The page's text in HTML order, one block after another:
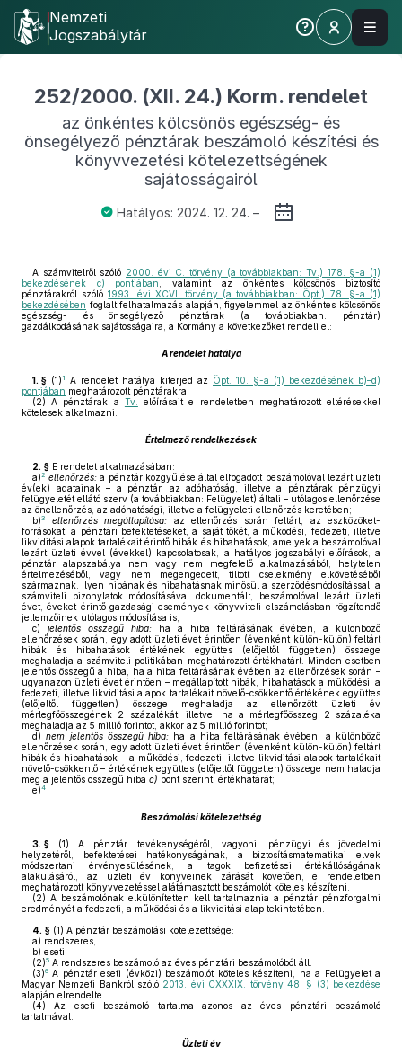
Nemzeti
Jogszabálytár
252/2000. (XII. 24.) Korm. rendelet
az önkéntes kölcsönös egészség- és
önsegélyező pénztárak beszámoló készítési és
könyvvezetési kötelezettségének
sajátosságairól
Hatályos: 2024. 12. 24. –
A számvitelről szóló 2000. évi C. törvény (a továbbiakban: Tv.) 178. §-a (1)
bekezdésének c) pontjában
, valamint az önkéntes kölcsönös biztosító
pénztárakról szóló1993. évi XCVI. törvény (a továbbiakban: Öpt.) 78. §-a (1)
bekezdésében foglalt felhatalmazás alapján, figyelemmel az önkéntes kölcsönös
egészség- és önsegélyező pénztárak (a továbbiakban: pénztár)
gazdálkodásának sajátosságaira, a Kormány a következőket rendeli el:
A rendelet hatálya
1. § (1) 1 A rendelet hatálya kiterjed az Öpt. 10. §-a (1) bekezdésének b)–d)
pontjában meghatározott pénztárakra.
(2) A pénztárak a Tv.
előírásait e rendeletben meghatározott eltérésekkel
kötelesek alkalmazni.
Értelmező rendelkezések
2. § E rendelet alkalmazásában:
a)2 ellenőrzés: a pénztár közgyűlése által elfogadott beszámolóval lezárt üzleti
év(ek) adatainak – a pénztár, az adóhatóság, illetve a pénztárak pénzügyi
felügyeletét ellátó szerv (a továbbiakban: Felügyelet) általi – utólagos ellenőrzése
az önellenőrzés, az adóhatósági, illetve a felügyeleti ellenőrzés keretében;
b)3 ellenőrzés megállapítása: az ellenőrzés során feltárt, az eszközöket-
forrásokat, a pénztári befektetéseket, a saját tőkét, a működési, fedezeti, illetve
likviditási alapok tartalékait érintő hibák és hibahatások, amelyek a beszámolóval
lezárt üzleti évvel (évekkel) kapcsolatosak, a hatályos jogszabályi előírások, a
pénztár alapszabálya nem vagy nem megfelelő alkalmazásából, helytelen
értelmezéséből, vagy nem megengedett, tiltott cselekmény elkövetéséből
származnak. Ilyen hibának és hibahatásnak minősül a szerződésmódosítással, a
számviteli bizonylatok módosításával dokumentált, beszámolóval lezárt üzleti
évet, éveket érintő gazdasági események könyvviteli elszámolásban rögzítendő
jellemzőinek utólagos módosítása is;
c)
jelentős összegű hiba: ha a hiba feltárásának évében, a különböző
ellenőrzések során, egy adott üzleti évet érintően (évenként külön-külön) feltárt
hibák és hibahatások értékének együttes (előjeltől független) összege
meghaladja a számviteli politikában meghatározott értékhatárt. Minden esetben
jelentős összegű a hiba, ha a hiba feltárásának évében az ellenőrzések során –
ugyanazon üzleti évet érintően – megállapított hibák, hibahatások a működési, a
fedezeti, illetve likviditási alapok tartalékait növelő-csökkentő értékének együttes
(előjeltől független) összege meghaladja az ellenőrzött üzleti év
mérlegfőösszegének 2 százalékát, illetve, ha a mérlegfőösszeg 2 százaléka
meghaladja az 5 millió forintot, akkor az 5 millió forintot;
d) nem jelentős összegű hiba: ha a hiba feltárásának évében, a különböző
ellenőrzések során, egy adott üzleti évet érintően (évenként külön-külön) feltárt
hibák és hibahatások – a működési, fedezeti, illetve likviditási alapok tartalékait
növelő-csökkentő – értékének együttes (előjeltől független) összege nem haladja
meg a jelentős összegű hiba c) pont szerinti értékhatárát;
e)4
Beszámolási kötelezettség
3. § (1) A pénztár tevékenységéről, vagyoni, pénzügyi és jövedelmi
helyzetéről, befektetései hatékonyságának, a biztosításmatematikai elvek
módszertani érvényesülésének, a tagok befizetései értékállóságának
alakulásáról, az üzleti év könyveinek zárását követően, e rendeletben
meghatározott könyvvezetéssel alátámasztott beszámolót köteles készíteni.
(2) A beszámolónak elkülönítetten kell tartalmaznia a pénztár pénzforgalmi
eredményét a fedezeti, a működési és a likviditási alap tekintetében.
4. § (1) A pénztár beszámolási kötelezettsége:
a) rendszeres,
b) eseti.
(2)5 A rendszeres beszámoló az éves pénztári beszámolóból áll.
(3)6 A pénztár eseti (évközi) beszámolót köteles készíteni, ha a Felügyelet a
Magyar Nemzeti Bankról szóló 2013. évi CXXXIX. törvény 48. § (3) bekezdése
alapján elrendelte.
(4) Az eseti beszámoló tartalma azonos az éves pénztári beszámoló
tartalmával.
Üzleti év